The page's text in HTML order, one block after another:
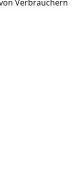
Verbrauchern